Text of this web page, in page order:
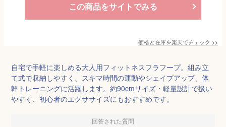
この商品をサイトでみる
価格と在庫を楽天でチェック >>
自宅で手軽に楽しめる大人用フィットネスフラフープ。組み立
て式で収納しやすく、スキマ時間の運動やシェイプアップ、体
幹トレーニングに活躍します。約90cmサイズ・軽量設計で扱い
やすく、初心者のエクササイズにもおすすめです。
回答された質問